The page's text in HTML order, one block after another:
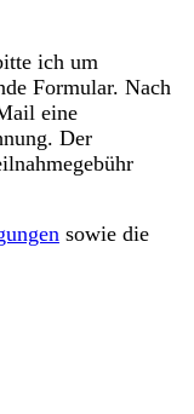
ich um
Formular. Nach
eine
Der
sowie die